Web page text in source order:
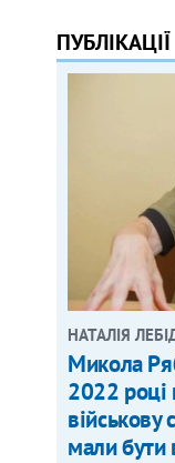
ПУБЛІКАЦІЇ
НАТАЛІЯ
Микола
2022 році
військову
мали бути